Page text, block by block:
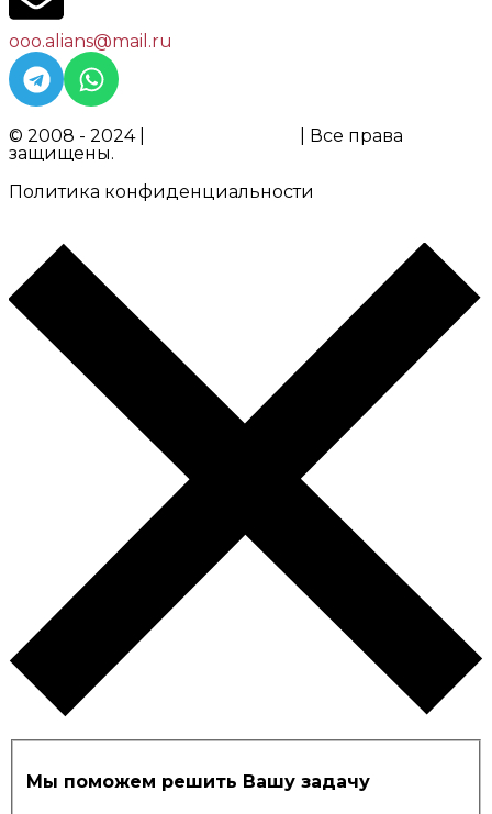
ooo.alians@mail.ru
© 2008 - 2024 |
| Все права
защищены.
Политика конфиденциальности
Мы поможем решить Вашу задачу